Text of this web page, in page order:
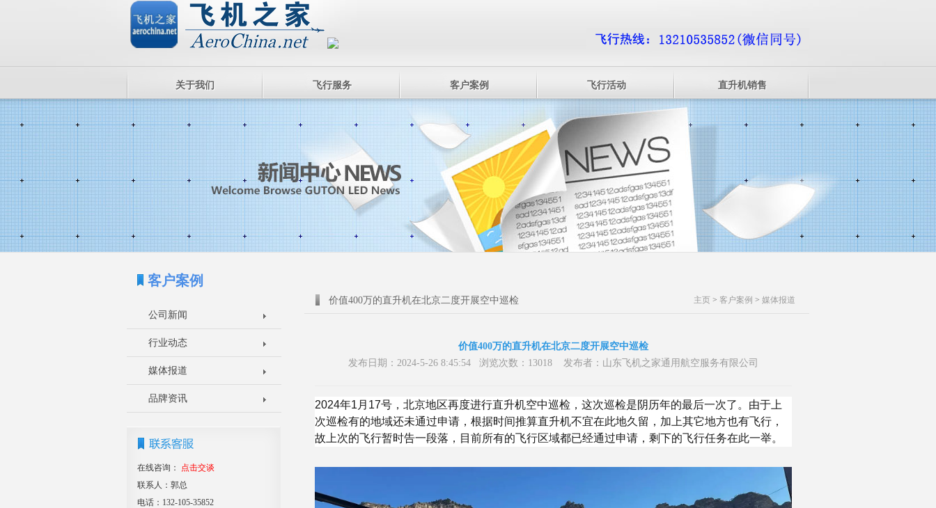
关于我们 飞行服务 客户案例 飞行活动 直升机销售
客户案例
公司新闻
行业动态
媒体报道
品牌资讯
在线咨询：
点击交谈
联系人：郭总
电话：132-105-35852
主页 > 客户案例 > 媒体报道
价值400万的直升机在北京二度开展空中巡检
价值400万的直升机在北京二度开展空中巡检
发布日期：2024-5-26 8:45:54 浏览次数：13018 发布者：山东飞机之家通用航空服务有限公司
2024年1月17号，北京地区再度进行直升机空中巡检，这次巡检是阴历年的最后一次了。由于上
次巡检有的地域还未通过申请，根据时间推算直升机不宜在此地久留，加上其它地方也有飞行，
故上次的飞行暂时告一段落，目前所有的飞行区域都已经通过申请，剩下的飞行任务在此一举。